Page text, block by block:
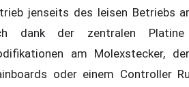
jenseits des leisen Betriebs
dank der zentralen
am Molexstecker,
oder einem Controller